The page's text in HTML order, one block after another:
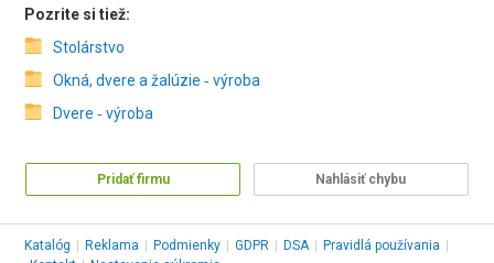
Pozrite si tiež:
Stolárstvo
Okná, dvere a žalúzie ‑ výroba
Dvere ‑ výroba
Pridať firmu Nahlásiť chybu
Katalóg Reklama Podmienky GDPR DSA Pravidlá používania